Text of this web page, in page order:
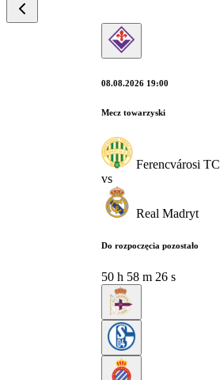
08.08.2026 19:00
Mecz towarzyski
Ferencvárosi TC
vs
Real Madryt
Do rozpoczęcia pozostało
50 h 58 m 25 s